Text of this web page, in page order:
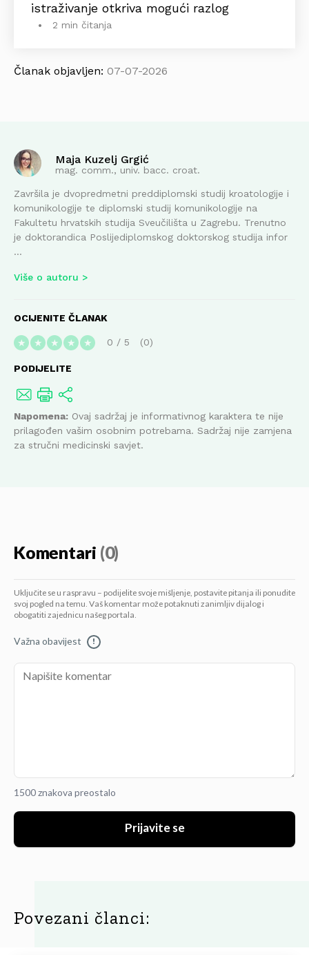
istraživanje otkriva mogući razlog
2 min čitanja
Članak objavljen: 07-07-2026
Maja Kuzelj Grgić
mag. comm., univ. bacc. croat.
Završila je dvopredmetni preddiplomski studij kroatologije i
komunikologije te diplomski studij komunikologije na
Fakultetu hrvatskih studija Sveučilišta u Zagrebu. Trenutno
je doktorandica Poslijediplomskog doktorskog studija infor
...
Više o autoru
OCIJENITE ČLANAK
★ ★ ★ ★ ★ 0 / 5 0
PODIJELITE
Napomena: Ovaj sadržaj je informativnog karaktera te nije
prilagođen vašim osobnim potrebama. Sadržaj nije zamjena
za stručni medicinski savjet.
Komentari (0)
Uključite se u raspravu – podijelite svoje mišljenje, postavite pitanja ili ponudite
svoj pogled na temu. Vaš komentar može potaknuti zanimljiv dijalog i
obogatiti zajednicu našeg portala.
Važna obavijest !
1500 znakova preostalo
Prijavite se
Povezani članci: